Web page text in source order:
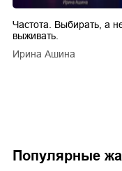
Популярные
Частота. Выбирать, а
выживать.
Ирина Ашина